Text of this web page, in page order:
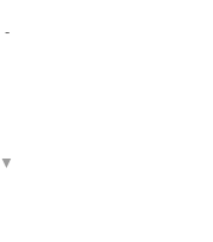
-
▼